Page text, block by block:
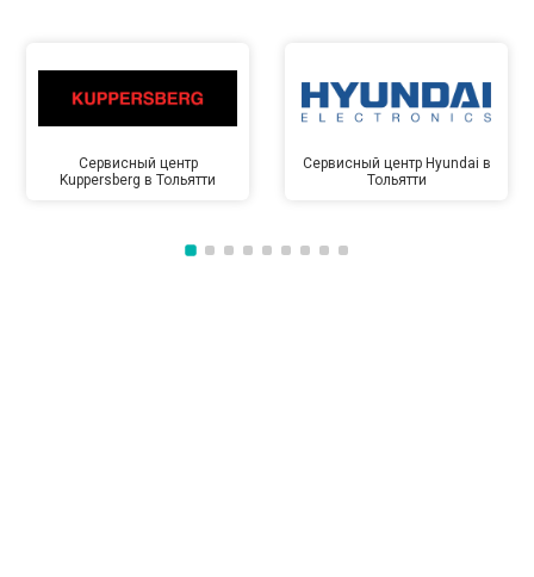
Сервисный центр
Kuppersberg в Тольятти
Сервисный центр Hyundai в
Тольятти